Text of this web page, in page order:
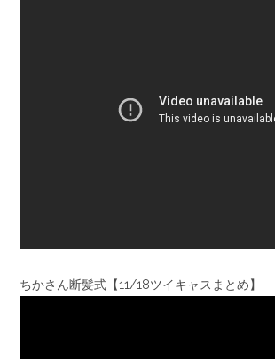
ちかさん断髪式【11/18ツイキャスまとめ】